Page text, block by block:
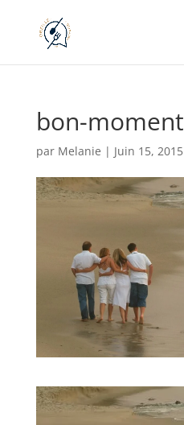
bon-
par Melanie | Juin 15, 2015